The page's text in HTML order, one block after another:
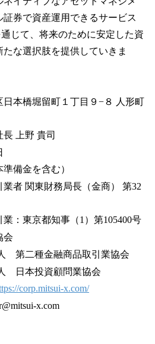
券で資産運用できるサービス
じて、将来のために安定した資
な選択肢を提供していきま
橋堀留町１丁目９−８ 人形町
上野 貴司
備金を含む）
者 関東財務局長（金商） 第32
京都知事（1）第105400号
会
種金融商品取引業協会
投資顧問業協会
corp.mitsui-x.com/
x.com